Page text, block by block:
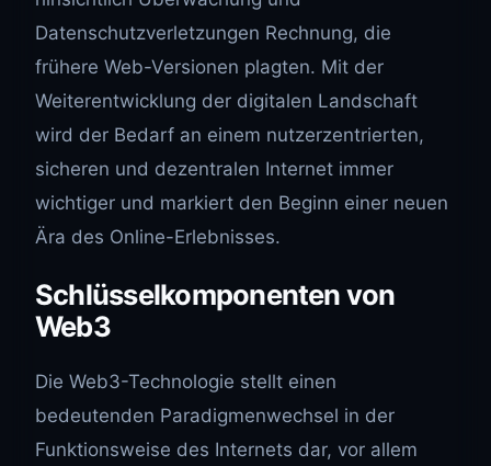
Datenschutzverletzungen Rechnung, die
frühere Web-Versionen plagten. Mit der
Weiterentwicklung der digitalen Landschaft
wird der Bedarf an einem nutzerzentrierten,
sicheren und dezentralen Internet immer
wichtiger und markiert den Beginn einer neuen
Ära des Online-Erlebnisses.
Schlüsselkomponenten von
Web3
Die Web3-Technologie stellt einen
bedeutenden Paradigmenwechsel in der
Funktionsweise des Internets dar, vor allem